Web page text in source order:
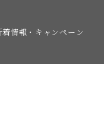
着情報・キャンペーン